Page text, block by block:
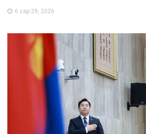
6 сар 29, 2026